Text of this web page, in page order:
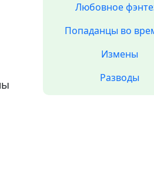
Любовное
Попаданцы во
Измены
Разводы